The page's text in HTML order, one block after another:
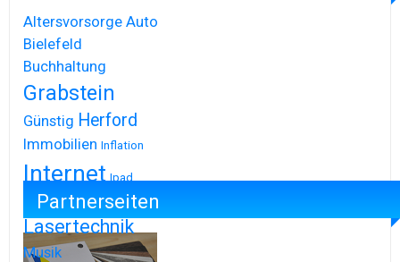
Altersvorsorge Auto
Bielefeld
Buchhaltung
Grabstein
Günstig Herford
Immobilien Inflation
Internet Ipad
Iphone
Lasertechnik
Musik
Partnerseiten